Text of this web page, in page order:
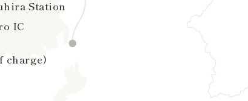
Station
IC
charge)